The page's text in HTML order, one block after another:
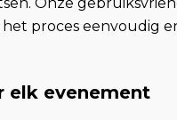
Onze
proces eenvoudig
elk evenement